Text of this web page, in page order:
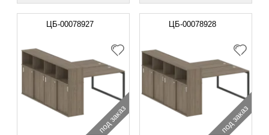
ЦБ-00078927
под заказ
ЦБ-00078928
под заказ